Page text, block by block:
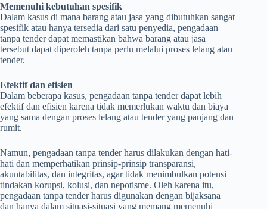
Memenuhi kebutuhan spesifik
Dalam kasus di mana barang atau jasa yang dibutuhkan sangat
spesifik atau hanya tersedia dari satu penyedia, pengadaan
tanpa tender dapat memastikan bahwa barang atau jasa
tersebut dapat diperoleh tanpa perlu melalui proses lelang atau
tender.
Efektif dan efisien
Dalam beberapa kasus, pengadaan tanpa tender dapat lebih
efektif dan efisien karena tidak memerlukan waktu dan biaya
yang sama dengan proses lelang atau tender yang panjang dan
rumit.
Namun, pengadaan tanpa tender harus dilakukan dengan hati-
hati dan memperhatikan prinsip-prinsip transparansi,
akuntabilitas, dan integritas, agar tidak menimbulkan potensi
tindakan korupsi, kolusi, dan nepotisme. Oleh karena itu,
pengadaan tanpa tender harus digunakan dengan bijaksana
dan hanya dalam situasi-situasi yang memang memenuhi